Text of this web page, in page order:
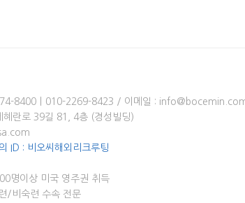
8400ㅣ010-2269-8423 / 이메일 :
혜란로 39길 81, 4층 (경성빌딩)
ID : 비오씨해외리크루팅
명이상 미국 영주권 취득
/비숙련 수속 전문